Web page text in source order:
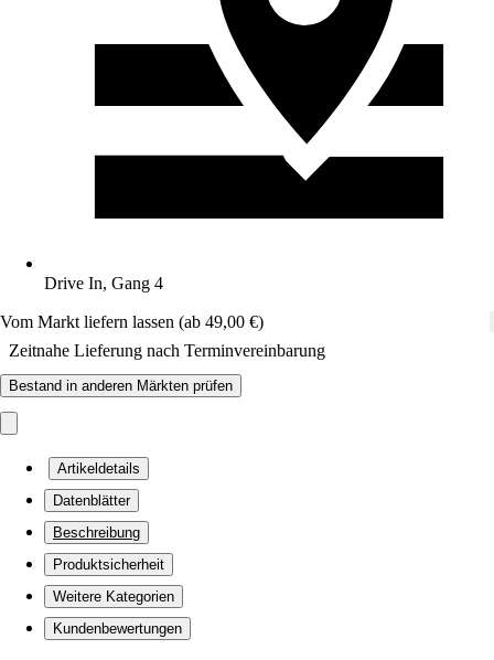
Drive In, Gang 4
Vom Markt liefern lassen (ab 49,00 €)
Zeitnahe Lieferung nach Terminvereinbarung
Bestand in anderen Märkten prüfen
Artikeldetails
Datenblätter
Beschreibung
Produktsicherheit
Weitere Kategorien
Kundenbewertungen